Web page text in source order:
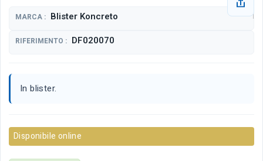
MARCA : Blister Koncreto
RIFERIMENTO : DF020070
In blister.
Disponibile online